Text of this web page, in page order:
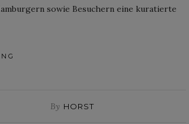
sowie Besuchern eine kuratierte
By HORST